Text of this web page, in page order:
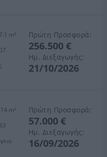
m²
Πρώτη Προσφορά:
256.500 €
Ημ. Διεξαγωγής:
21/10/2026
m²
Πρώτη Προσφορά:
57.000 €
Ημ. Διεξαγωγής:
16/09/2026